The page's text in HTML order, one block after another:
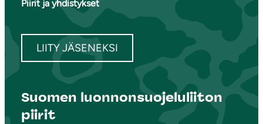
Piirit ja yhdistykset
LIITY JÄSENEKSI
Suomen luonnonsuojeluliiton
piirit